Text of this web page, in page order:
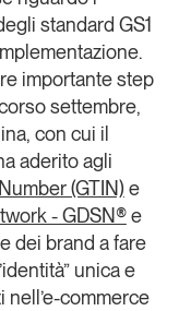
standard GS1
importantestep
settembre,
, con cui il
aderito agli
(GTIN) e
- GDSN®e
dei brand a fare
unica e
commerce